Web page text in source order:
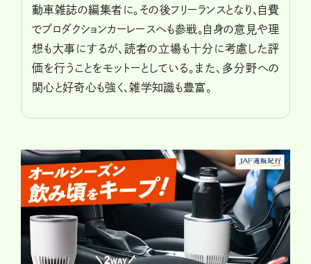
動車雑誌の編集者に。その後フリーランスとなり、自費
でプロダクションカーレースへも参戦。自身の意見や理
想も大事にするが、読者の立場も十分に考慮した評
価を行うことをモットーとしている。また、多分野への
関心と好奇心も強く、雑学知識も豊富。